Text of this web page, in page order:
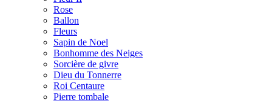
Rose
Ballon
Fleurs
Sapin de Noel
Bonhomme des Neiges
Sorcière de givre
Dieu du Tonnerre
Roi Centaure
Pierre tombale